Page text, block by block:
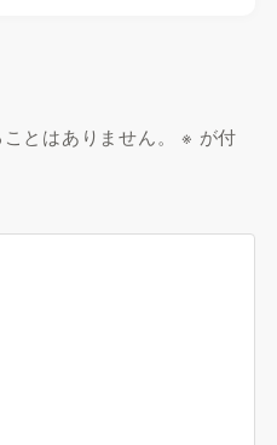
とはありません。 ※ が付